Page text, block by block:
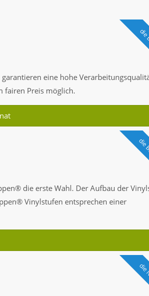
eine hohe
fairen Preis möglich.
die erste Wahl. Der Aufbau der
Vinylstufen entsprechen einer